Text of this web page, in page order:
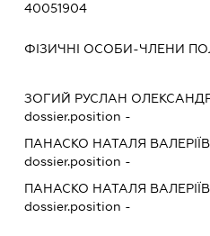
40051904
ФІЗИЧНІ ОСОБИ-ЧЛЕНИ
ЗОГИЙ РУСЛАН
dossier.position -
ПАНАСКО НАТАЛЯ
dossier.position -
ПАНАСКО НАТАЛЯ
dossier.position -